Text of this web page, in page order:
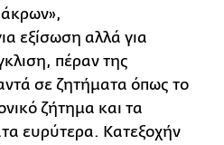
εξίσωση αλλά για
πέραν της
σε ζητήματα όπως το
ζήτημα και τα
ευρύτερα. Κατεξοχήν